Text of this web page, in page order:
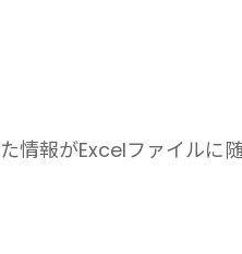
情報がExcelファイルに